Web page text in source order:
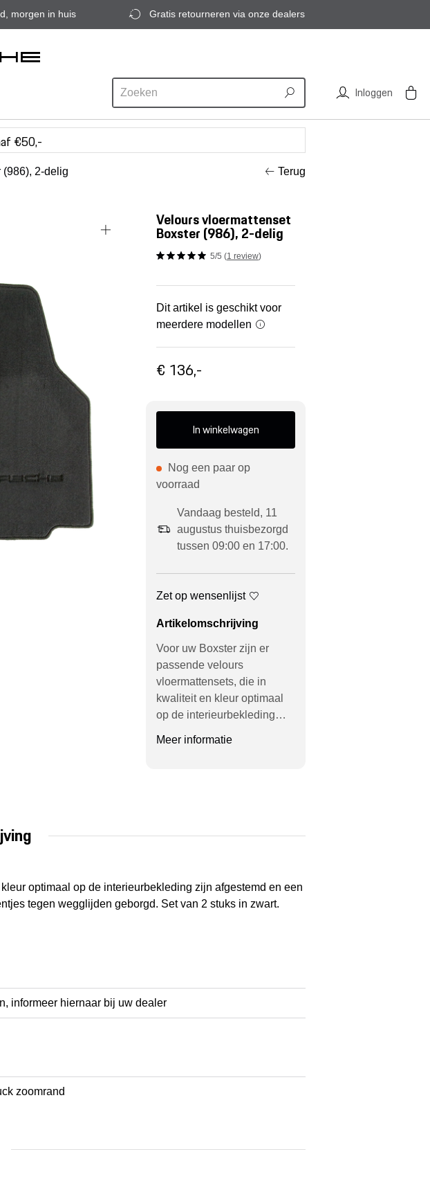
morgen in huis Gratis retourneren via onze dealers
Inloggen
€50,-
(986), 2-delig Terug
Velours vloermattenset
Boxster (986), 2-delig
5/5 (1 review)
Dit artikel is geschikt voor
meerdere modellen
€ 136,-
In winkelwagen
Nog een paar op
voorraad
Vandaag besteld, 11
augustus thuisbezorgd
tussen 09:00 en 17:00.
Zet op wensenlijst
Artikelomschrijving
Voor uw Boxster zijn er
passende velours
vloermattensets, die in
kwaliteit en kleur optimaal
op de interieurbekleding…
Meer informatie
optimaal op de interieurbekleding zijn afgestemd en een
tegen wegglijden geborgd. Set van 2 stuks in zwart.
informeer hiernaar bij uw dealer
zoomrand